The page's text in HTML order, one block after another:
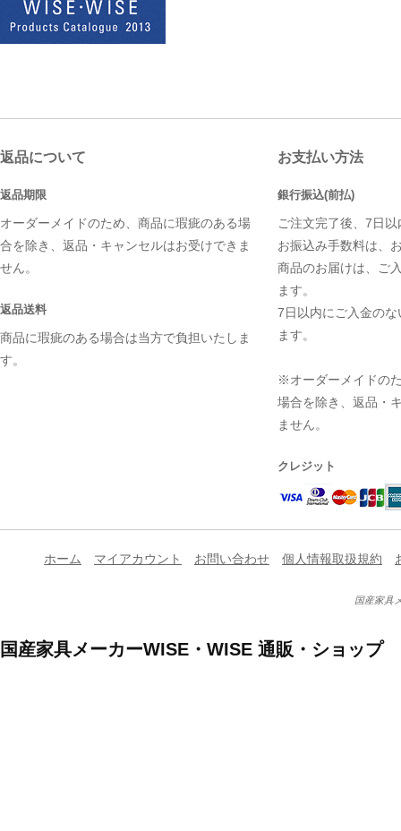
返品について
返品期限
オーダーメイドのため、商品に瑕疵のある場
合を除き、返品・キャンセルはお受けできま
せん。
返品送料
商品に瑕疵のある場合は当方で負担いたしま
す。
お支払い方法
銀行振込(前払)
ご注文完了後、7日
お振込み手数料は、
商品のお届けは、ご
ます。
7日以内にご入金の
ます。
※オーダーメイドの
場合を除き、返品・
ません。
クレジット
ホーム マイアカウント お問い合わせ 個人情報取扱規約
国産家具
国産家具メーカーWISE・WISE 通販・ショップ